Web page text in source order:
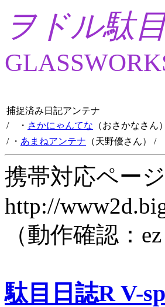
ヲドル駄
捕捉済み日記アンテナ
/ ・ さかにゃんてな （おさかなさん）
/ ・ あまねアンテナ （天野優さん） /
携帯対応ペー
http://
（動作確認：
駄目日誌R V-